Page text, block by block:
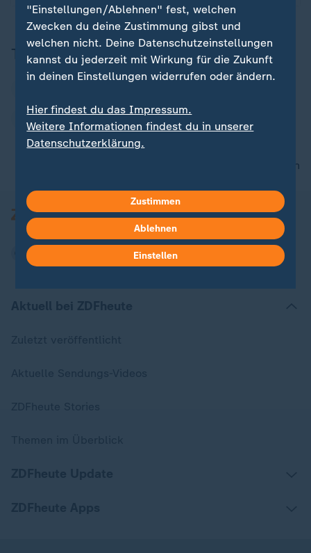
Themen
Recep Tayyip Erdogan
nach oben
"Einstellungen/Ablehnen" fest, welchen
Zwecken du deine Zustimmung gibst und
welchen nicht. Deine Datenschutzeinstellungen
kannst du jederzeit mit Wirkung für die Zukunft
in deinen Einstellungen widerrufen oder ändern.
Hier findest du das Impressum.
Weitere Informationen findest du in unserer
Datenschutzerklärung.
Zustimmen
Ablehnen
Einstellen